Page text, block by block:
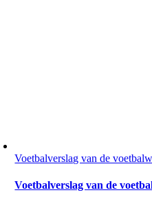
Voetbalverslag van de
Voetbalverslag van de